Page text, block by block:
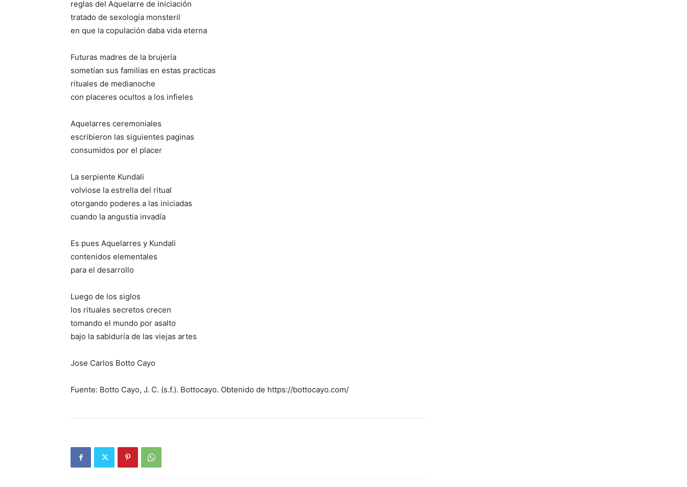
reglas del Aquelarre de iniciación
tratado de sexología monsteril
en que la copulación daba vida eterna
Futuras madres de la brujería
sometían sus familias en estas practicas
rituales de medianoche
con placeres ocultos a los infieles
Aquelarres ceremoniales
escribieron las siguientes paginas
consumidos por el placer
La serpiente Kundali
volviose la estrella del ritual
otorgando poderes a las iniciadas
cuando la angustia invadía
Es pues Aquelarres y Kundali
contenidos elementales
para el desarrollo
Luego de los siglos
los rituales secretos crecen
tomando el mundo por asalto
bajo la sabiduría de las viejas artes
Jose Carlos Botto Cayo
Fuente: Botto Cayo, J. C. (s.f.). Bottocayo. Obtenido de https://bottocayo.com/